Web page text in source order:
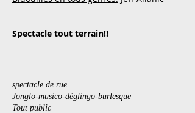
Spectacle tout terrain!!
spectacle de rue
Jonglo-musico-déglingo-burlesque
Tout public